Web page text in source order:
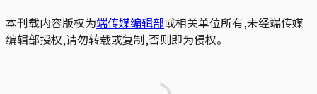
本刊载内容版权为端传媒编辑部或相关单位所有,未经端传媒
编辑部授权,请勿转载或复制,否则即为侵权。